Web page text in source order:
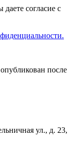
согласие с
после
ул., д. 23,